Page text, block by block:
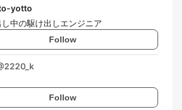
yotto
中の駆け出しエンジニア
Follow
2220_k
Follow